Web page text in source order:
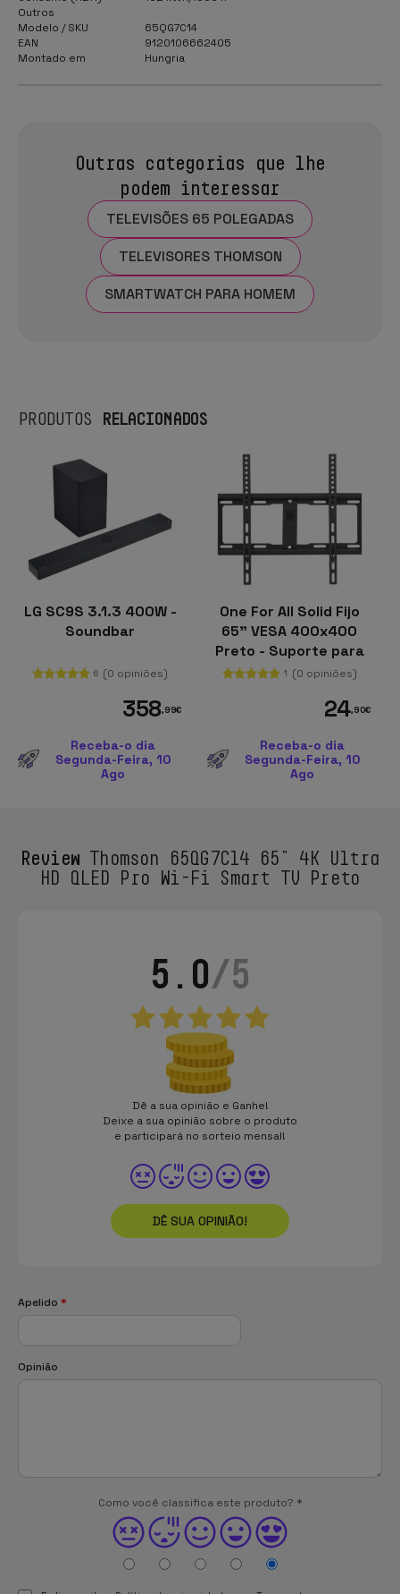
Outros
Modelo / SKU
65QG7C14
EAN
9120106662405
Montado em
Hungria
Outras categorias que lhe
podem interessar
TELEVISÕES 65 POLEGADAS
TELEVISORES THOMSON
SMARTWATCH PARA HOMEM
PRODUTOS RELACIONADOS
LG SC9S 3.1.3 400W -
Soundbar
6 (0 opiniões)
358,99€
Receba-o dia
Segunda-Feira, 10
Ago
One For All Solid Fijo
65" VESA 400x400
Preto - Suporte para
TV
1 (0 opiniões)
24,90€
Receba-o dia
Segunda-Feira, 10
Ago
Review Thomson 65QG7C14 65" 4K Ultra
HD QLED Pro Wi-Fi Smart TV Preto
5.0/5
Dê a sua opinião e Ganhe!
Deixe a sua opinião sobre o produto
e participará no sorteio mensal!
DÊ SUA OPINIÃO!
Apelido *
Opinião
Como você classifica este produto? *